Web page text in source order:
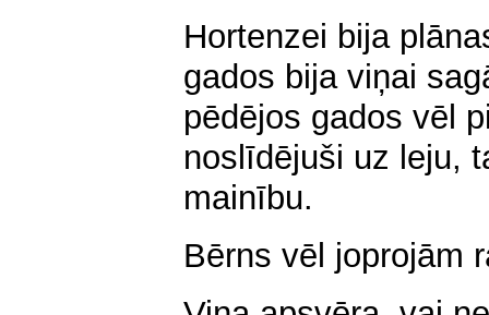
Hortenzei bija
gados bija viņai
pēdējos gados vēl
noslīdējuši uz leju,
mainību.
Bērns vēl joprojām